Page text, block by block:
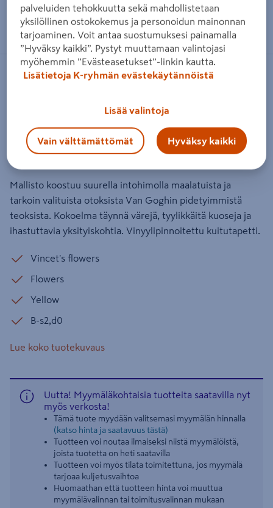
Zoomaa kuvaa sormilla kosketusnäytöllä
221501/5028480 10,05m
vinyylipinnoitettu kuitu
Tuotenumero:502555261 EAN-koodi 8718946332322
Mallisto koostuu suurella intohimolla maalatuista ja
tarkoin valituista otoksista Van Goghin pidetyimmistä
teoksista. Kokoelma täynnä värejä, tyylikkäitä kuoseja ja
ihastuttavia yksityiskohtia. Vinyylipinnoitettu kuitutapetti.
Vincet's flowers
Flowers
Yellow
B-s2,d0
Lue koko tuotekuvaus
Uutta! Myymäläkohtaisia tuotteita saatavilla nyt
myös verkosta!
Tämä tuote myydään valitsemasi myymälän hinnalla
(katso hinta ja saatavuus tästä)
Tuotteen voi noutaa ilmaiseksi niistä myymälöistä,
joista tuotetta on heti saatavilla
Tuotteen voi myös tilata toimitettuna, jos myymälä
tarjoaa kuljetusvaihtoa
Huomaathan että tuotteen hinta voi muuttua
myymälävalinnan tai toimitusvalinnan mukaan
palveluiden tehokkuutta sekä mahdollistetaan
yksilöllinen ostokokemus ja personoidun mainonnan
tarjoaminen. Voit antaa suostumuksesi painamalla
”Hyväksy kaikki”. Pystyt muuttamaan valintojasi
myöhemmin ”Evästeasetukset”-linkin kautta.
Lisätietoja K-ryhmän evästekäytännöistä
Lisää valintoja
Vain välttämättömät Hyväksy kaikki